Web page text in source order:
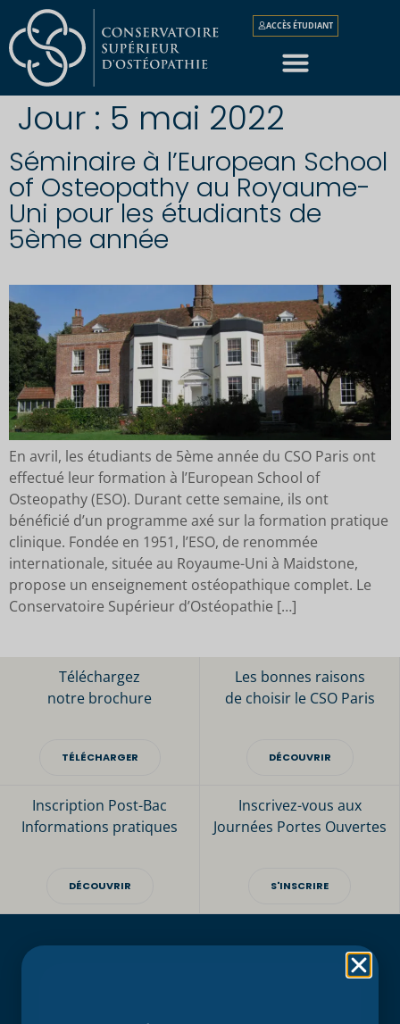
ACCÈS ÉTUDIANT
Jour : 5 mai 2022
Séminaire à l’European School
of Osteopathy au Royaume-
Uni pour les étudiants de
5ème année
En avril, les étudiants de 5ème année du CSO Paris ont
effectué leur formation à l’European School of
Osteopathy (ESO). Durant cette semaine, ils ont
bénéficié d’un programme axé sur la formation pratique
clinique. Fondée en 1951, l’ESO, de renommée
internationale, située au Royaume-Uni à Maidstone,
propose un enseignement ostéopathique complet. Le
Conservatoire Supérieur d’Ostéopathie […]
Téléchargez
notre brochure
TÉLÉCHARGER
Les bonnes raisons
de choisir le CSO Paris
DÉCOUVRIR
Inscription Post-Bac
Informations pratiques
DÉCOUVRIR
Inscrivez-vous aux
Journées Portes Ouvertes
S'INSCRIRE